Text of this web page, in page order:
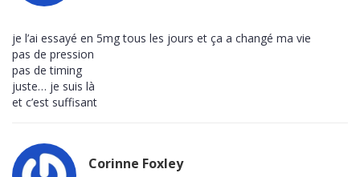
je l’ai essayé en 5mg tous les jours et ça a changé ma vie
pas de pression
pas de timing
juste… je suis là
et c’est suffisant
Corinne Foxley